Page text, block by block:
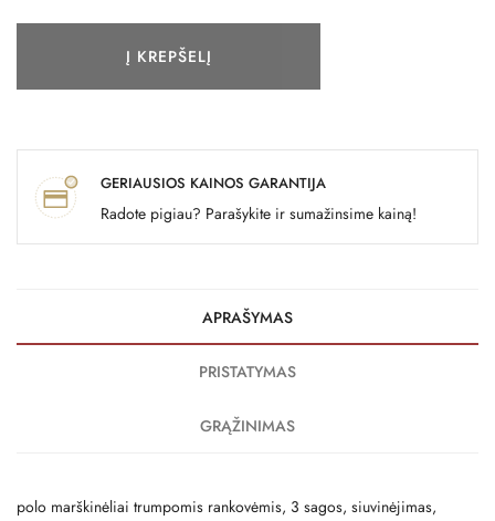
Į KREPŠELĮ
GERIAUSIOS KAINOS GARANTIJA
Radote pigiau? Parašykite ir sumažinsime kainą!
APRAŠYMAS
PRISTATYMAS
GRĄŽINIMAS
polo marškinėliai trumpomis rankovėmis, 3 sagos, siuvinėjimas,